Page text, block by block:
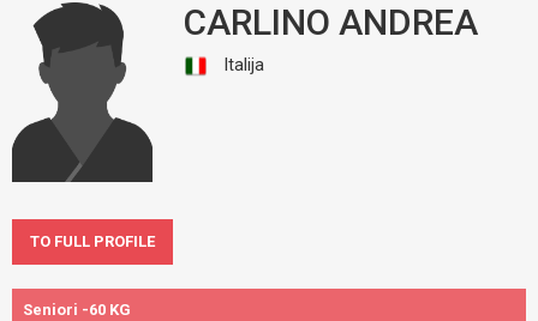
CARLINO ANDREA
Italija
TO FULL PROFILE
Seniori -60 KG